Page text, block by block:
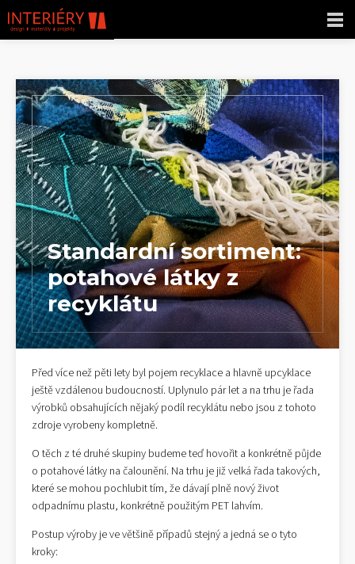
Standardní sortiment:
potahové látky z
recyklátu
Před více než pěti lety byl pojem recyklace a hlavně upcyklace
ještě vzdálenou budoucností. Uplynulo pár let a na trhu je řada
výrobků obsahujících nějaký podíl recyklátu nebo jsou z tohoto
zdroje vyrobeny kompletně.
O těch z té druhé skupiny budeme teď hovořit a konkrétně půjde
o potahové látky na čalounění. Na trhu je již velká řada takových,
které se mohou pochlubit tím, že dávají plně nový život
odpadnímu plastu, konkrétně použitým PET lahvím.
Postup výroby je ve většině případů stejný a jedná se o tyto
kroky: